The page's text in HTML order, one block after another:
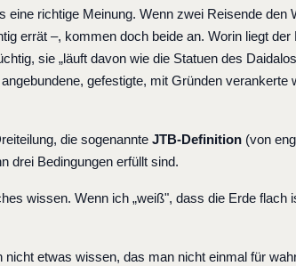
richtige Meinung. Wenn zwei Reisende den
errät –, kommen doch beide an. Worin liegt der
sie „läuft davon wie die Statuen des
gefestigte, mit Gründen verankerte
die sogenannte JTB-Definition (von
drei Bedingungen erfüllt sind.
wissen. Wenn ich „weiß", dass die Erde flach
nicht etwas wissen, das man nicht einmal für